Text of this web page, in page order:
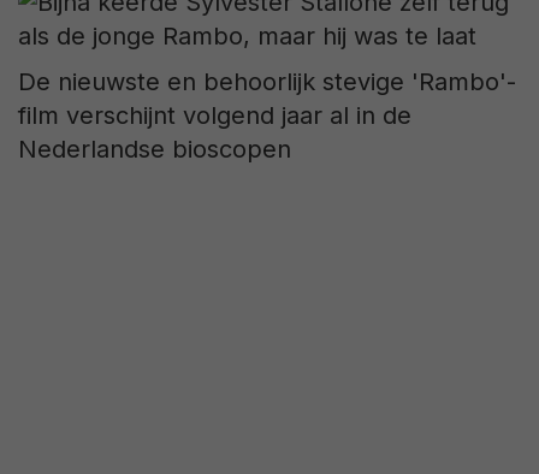
De nieuwste en behoorlijk stevige 'Rambo'-
film verschijnt volgend jaar al in de
Nederlandse bioscopen